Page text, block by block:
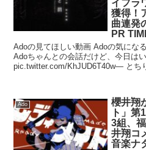
イフラ
獲得！
曲連発
PR
Adoの見てほしい動画 Adoの気にな
Adoちゃんとの会話だけど、今日は
pic.twitter.com/KhJUD6T40w— とち
Ado
櫻井翔
ト」
3組、
井翔コ
音楽ナ